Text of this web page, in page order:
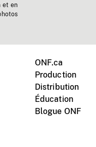
et en
ONF.ca
Production
Distribution
Éducation
Blogue ONF